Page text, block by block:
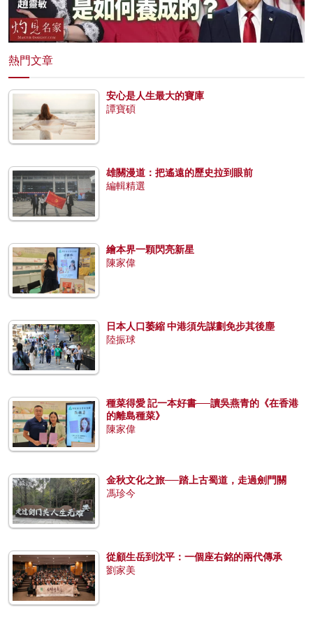
熱門文章
安心是人生最大的寶庫
譚寶碩
雄關漫道：把遙遠的歷史拉到眼前
編輯精選
繪本界一顆閃亮新星
陳家偉
日本人口萎縮 中港須先謀劃免步其後塵
陸振球
種菜得愛 記一本好書──讀吳燕青的《在香港
的離島種菜》
陳家偉
金秋文化之旅──踏上古蜀道，走過劍門關
馮珍今
從顧生岳到沈平：一個座右銘的兩代傳承
劉家美